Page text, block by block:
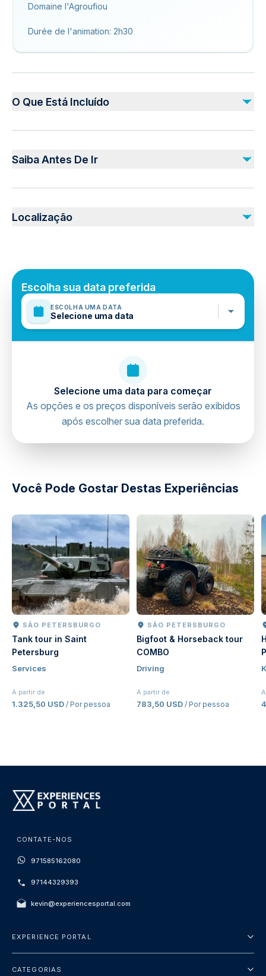
Domaine l'Agroufiou
Durée de l'animation: 2h30
O Que Está Incluído
Incluído
Saiba Antes De Ir
Service animals allowed
Infants are required to sit on an adult’s lap
Localização
directions
Escolha sua data preferida
ESCOLHA UMA DATA
Selecione uma data
Selecione uma data para começar
As opções e os preços disponíveis serão exibidos
após escolher sua data preferida.
Você Pode Gostar Destas Experiências
SÃO PETERSBURGO
Tank tour in Saint
Petersburg
Services
A partir de
1.325,50 USD / Por pessoa
SÃO PETERSBURGO
Bigfoot & Horseback tour
COMBO
Driving
A partir de
783,50 USD / Por pessoa
CONTATE-NOS
971585162080
97144329393
kevin@experiencesportal.com
EXPERIENCE PORTAL
CATEGORIAS